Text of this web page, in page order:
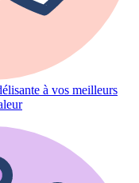
à vos meilleurs